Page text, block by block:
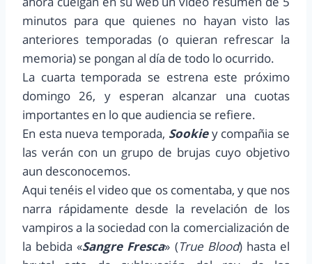
minutos para que quienes no hayan visto las
anteriores temporadas (o quieran refrescar la
memoria) se pongan al día de todo lo ocurrido.
La cuarta temporada se estrena este próximo
domingo 26, y esperan alcanzar una cuotas
importantes en lo que audiencia se refiere.
En esta nueva temporada, Sookiey compañia se
las verán con un grupo de brujas cuyo objetivo
aun desconocemos.
Aqui tenéis el video que os comentaba, y que nos
narra rápidamente desde la revelación de los
vampiros a la sociedad con la comercialización de
la bebida «Sangre Fresca» (True Blood) hasta el